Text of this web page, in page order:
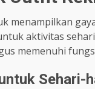
menampilkan
aktivitas
memenuhi
Sehari-